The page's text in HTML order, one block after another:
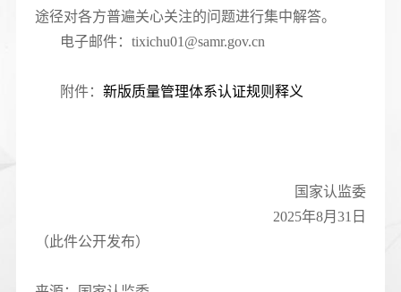
途径对各方普遍关心关注的问题进行集中解答。
电子邮件：tixichu01@samr.gov.cn
附件： 新版质量管理体系认证规则释义
国家认监委
2025年8月31日
（此件公开发布）